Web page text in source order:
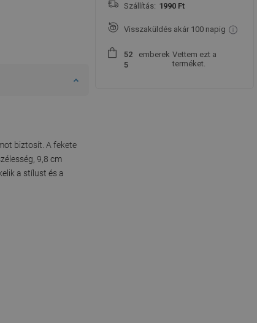
biztosít. A fekete
9,8 cm
a stílust és a
Szállítás: 1990 Ft
Visszaküldés akár 100 napig
52
5
emberek Vettem ezt a
terméket.